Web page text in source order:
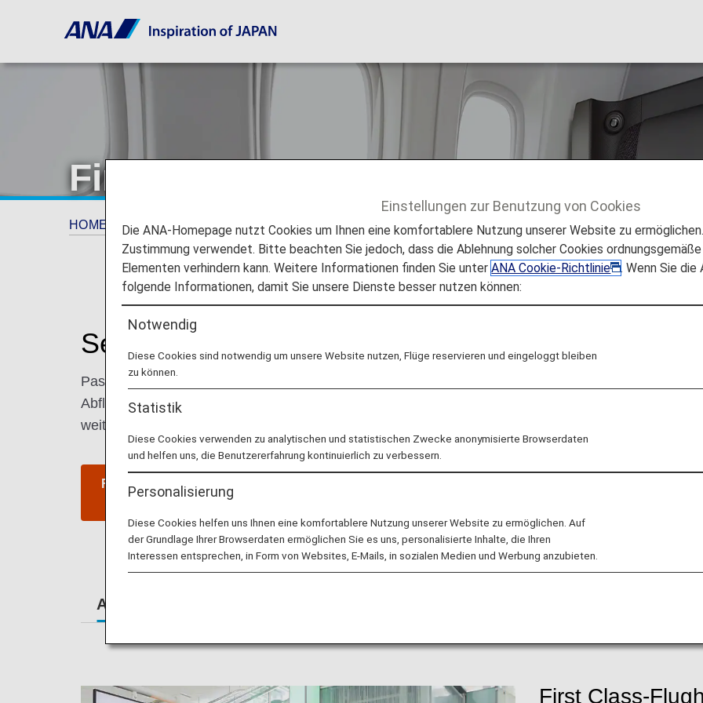
First Class
HOME ANA Experience Services für Passagiere der First Class
Services für Passagiere der First Class
Passagiere der First Class erhalten bei Flügen mit ANA Weltklasse-Service. Das bedeutet
Abflughafen an, der mit einem exklusiven und aufmerksamen Bordservice fortgesetzt wird, ehe wir
weiteren Weg entlassen.
Flug der First Class buchen
Am Flughafen WLAN und
First Class-
Einstellungen zur Benutzung von Cookies
Die ANA-Homepage nutzt Cookies um Ihnen eine komfortablere Nutzung unserer Website zu
Zustimmung verwendet. Bitte beachten Sie jedoch, dass die Ablehnung solcher Cookies
Elementen verhindern kann. Weitere Informationen finden Sie unterANA Cookie-Richtlinie
. Wenn Sie
folgende Informationen, damit Sie unsere Dienste besser nutzen können:
Notwendig
Diese Cookies sind notwendig um unsere Website nutzen, Flüge reservieren und eingeloggt bleiben
zu können.
Statistik
Diese Cookies verwenden zu analytischen und statistischen Zwecke anonymisierte Browserdaten
und helfen uns, die Benutzererfahrung kontinuierlich zu verbessern.
Personalisierung
Diese Cookies helfen uns Ihnen eine komfortablere Nutzung unserer Website zu ermöglichen. Auf
der Grundlage Ihrer Browserdaten ermöglichen Sie es uns, personalisierte Inhalte, die Ihren
Interessen entsprechen, in Form von Websites, E-Mails, in sozialen Medien und Werbung anzubieten.